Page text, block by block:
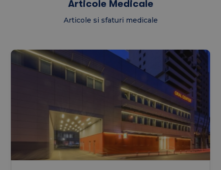
Articole Medicale
Articole si sfaturi medicale